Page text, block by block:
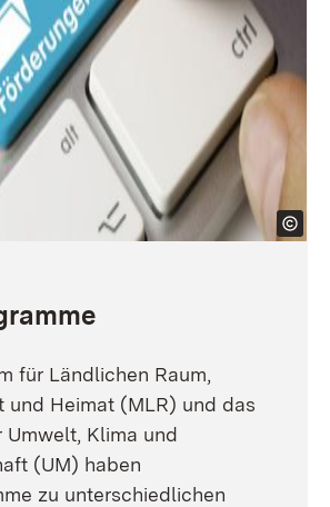
für Ländlichen Raum,
und Heimat (MLR) und das
Umwelt, Klima und
(UM) haben
zu unterschiedlichen